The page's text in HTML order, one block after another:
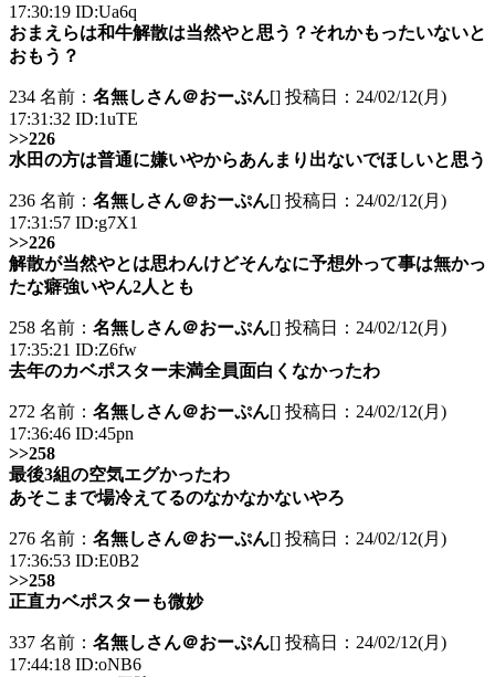
17:30:19 ID:Ua6q
おまえらは和牛解散は当然やと思う？それかもったいないと
おもう？
234 名前： 名無しさん＠おーぷん[] 投稿日：24/02/12(月)
17:31:32 ID:1uTE
>>226
水田の方は普通に嫌いやからあんまり出ないでほしいと思う
236 名前： 名無しさん＠おーぷん[] 投稿日：24/02/12(月)
17:31:57 ID:g7X1
>>226
解散が当然やとは思わんけどそんなに予想外って事は無かっ
たな癖強いやん2人とも
258 名前： 名無しさん＠おーぷん[] 投稿日：24/02/12(月)
17:35:21 ID:Z6fw
去年のカベポスター未満全員面白くなかったわ
272 名前： 名無しさん＠おーぷん[] 投稿日：24/02/12(月)
17:36:46 ID:45pn
>>258
最後3組の空気エグかったわ
あそこまで場冷えてるのなかなかないやろ
276 名前： 名無しさん＠おーぷん[] 投稿日：24/02/12(月)
17:36:53 ID:E0B2
>>258
正直カベポスターも微妙
337 名前： 名無しさん＠おーぷん[] 投稿日：24/02/12(月)
17:44:18 ID:oNB6